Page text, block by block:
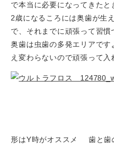
で本当に必要になってきたと
2歳になるころには奥歯が生
で、それまでに頑張って習慣
奥歯は虫歯の多発エリアです
え変わらないので頑張って入
形はY時がオススメ
歯と歯